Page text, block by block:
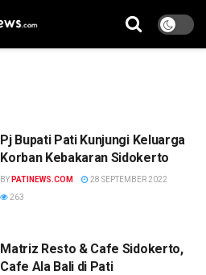
Pj Bupati Pati Kunjungi Keluarga
Korban Kebakaran Sidokerto
BY PATINEWS.COM
28 SEPTEMBER 2022
263
Matriz Resto & Cafe Sidokerto,
Cafe Ala Bali di Pati